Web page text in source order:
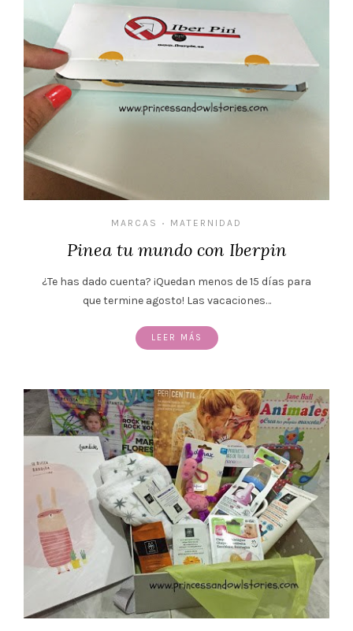
MARCAS • MATERNIDAD
Pinea tu mundo con Iberpin
¿Te has dado cuenta? ¡Quedan menos de 15 días para
que termine agosto! Las vacaciones…
LEER MÁS